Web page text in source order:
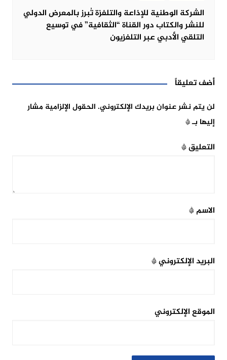
الشركة الوطنية للإذاعة والتلفزة تُبرز بالمعرض الدولي
للنشر والكتاب دور القناة “الثقافية” في توسيع
التلقي الأدبي عبر التلفزيون
أضف تعليقاً
لن يتم نشر عنوان بريدك الإلكتروني. الحقول الإلزامية مشار
إليها بـ*
التعليق*
الاسم*
البريد الإلكتروني*
الموقع الإلكتروني